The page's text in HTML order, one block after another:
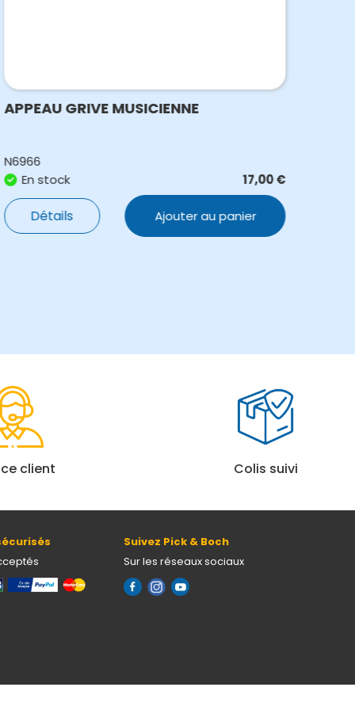
APPEAU GRIVE MUSICIENNE
N6966
En stock
17,00€
Détails Ajouter au panier
client Colis suivi
Suivez Pick & Boch
Sur les réseaux sociaux